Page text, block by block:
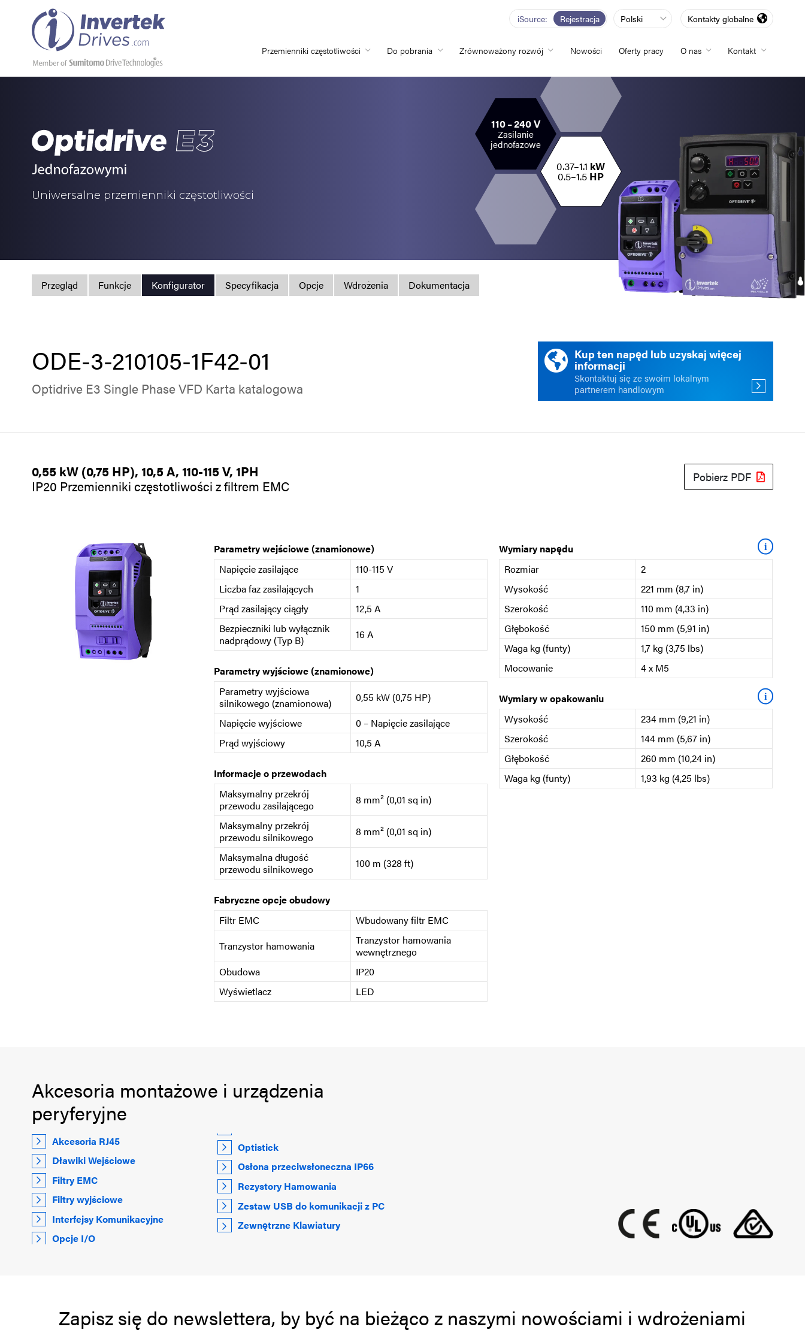
iSource Rejestracja Polski Kontakty globalne
Przemienniki częstotliwości Do pobrania Zrównoważony rozwój Nowości Oferty pracy O nas Kontakt
Uniwersalne przemienniki częstotliwości
110 – 240 V
Zasilanie
jednofazowe
0.37–1.1 kW
0.5–1.5 HP
Przegląd Funkcje Konfigurator Specyfikacja Opcje Wdrożenia Dokumentacja
ODE-3-210105-1F42-01
Optidrive E3 Single Phase VFD Karta katalogowa
Kup ten napęd lub uzyskaj więcej
informacji
Skontaktuj się ze swoim lokalnym
partnerem handlowym
0,55 kW (0,75 HP), 10,5 A, 110-115 V, 1PH
IP20 Przemienniki częstotliwości z filtrem EMC
Pobierz PDF
Parametry wejściowe (znamionowe)
Napięcie zasilające
110-115 V
Liczba faz zasilających
1
Prąd zasilający ciągły
12,5 A
Bezpieczniki lub wyłącznik
nadprądowy (Typ B)
16 A
Parametry wyjściowe (znamionowe)
Parametry wyjściowa
silnikowego (znamionowa)
0,55 kW (0,75 HP)
Napięcie wyjściowe
0 – Napięcie zasilające
Prąd wyjściowy
10,5 A
Informacje o przewodach
Maksymalny przekrój
przewodu zasilającego
8 mm² (0,01 sq in)
Maksymalny przekrój
przewodu silnikowego
8 mm² (0,01 sq in)
Maksymalna długość
przewodu silnikowego
100 m (328 ft)
Fabryczne opcje obudowy
Filtr EMC
Wbudowany filtr EMC
Tranzystor hamowania
Tranzystor hamowania
wewnętrznego
Obudowa
IP20
Wyświetlacz
LED
Wymiary napędu i
Rozmiar
2
Wysokość
221 mm (8,7 in)
Szerokość
110 mm (4,33 in)
Głębokość
150 mm (5,91 in)
Waga kg (funty)
1,7 kg (3,75 lbs)
Mocowanie
4 x M5
Wymiary w opakowaniu i
Wysokość
234 mm (9,21 in)
Szerokość
144 mm (5,67 in)
Głębokość
260 mm (10,24 in)
Waga kg (funty)
1,93 kg (4,25 lbs)
Akcesoria montażowe i urządzenia
peryferyjne
Akcesoria RJ45
Dławiki Wejściowe
Filtry EMC
Filtry wyjściowe
Interfejsy Komunikacyjne
Opcje I/O
Optistick
Osłona przeciwsłoneczna IP66
Rezystory Hamowania
Zestaw USB do komunikacji z PC
Zewnętrzne Klawiatury
Zapisz się do newslettera, by być na bieżąco z naszymi nowościami i wdrożeniami
Przemienniki częstotliwości
Do pobrania
Zrównoważony rozwój
Nowości
Oferty pracy
O nas
Polityka prywatności